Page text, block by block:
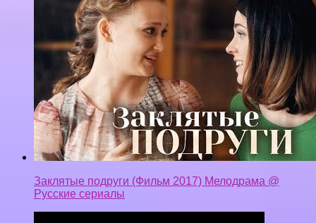
Заклятые подруги (Фильм 2017) Мелодрама @
Русские сериалы